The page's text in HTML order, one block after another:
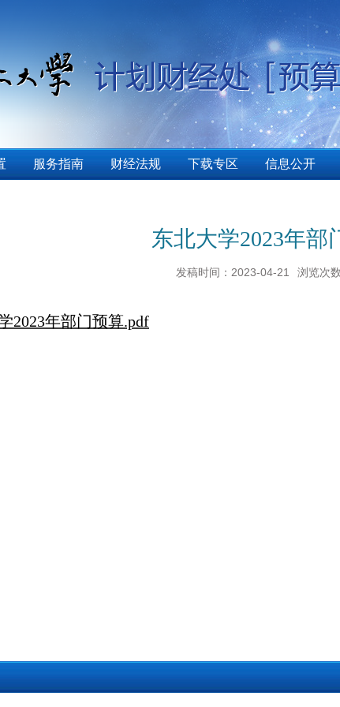
服务指南 财经法规 下载专区 信息公开
东北大学2023年部
发稿时间：2023-04-21 浏览次数
2023年部门预算.pdf